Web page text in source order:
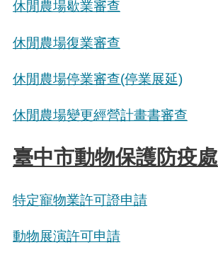
休閒農場歇業審查
休閒農場復業審查
休閒農場停業審查(停業展延)
休閒農場變更經營計畫書審查
臺中市動物保護防疫處
特定寵物業許可證申請
動物展演許可申請